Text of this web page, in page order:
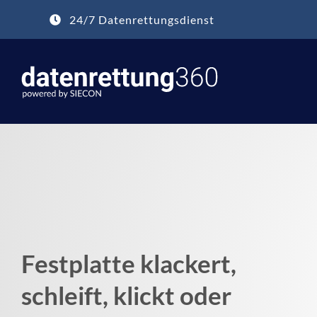
24/7 Datenrettungsdienst
Festplatte klackert,
schleift, klickt oder